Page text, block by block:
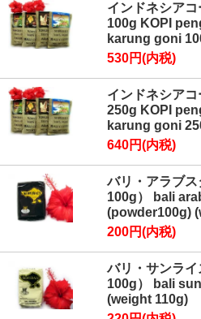
インドネシアコ
100g KOPI
karung goni
530円(内税)
インドネシアコ
250g KOPI
karung goni
640円(内税)
バリ・アラブ
100g） bali
(powder100g)
200円(内税)
バリ・サンラ
100g） bali
(weight 110g)